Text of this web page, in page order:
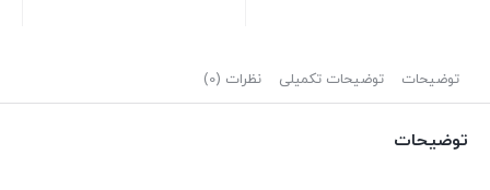
توضیحات توضیحات تکمیلی نظرات (0)
توضیحات